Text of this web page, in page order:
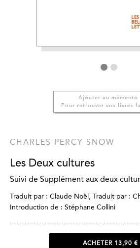
Ajouter au mémento
Pour retrouver vos livres
CHARLES PERCY SNOW
Les Deux cultures
Suivi de Supplément aux deux
Traduit par : Claude Noël, Traduit par :
Introduction de : Stéphane Collini
ACHETER 13,90 €